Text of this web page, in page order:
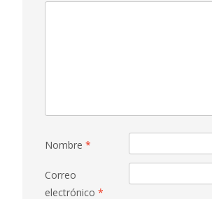
Nombre *
Correo
electrónico *